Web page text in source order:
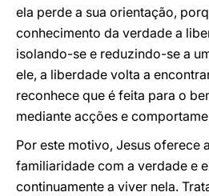
ela perde a sua orientação,
conhecimento da verdade a
isolando-se e reduzindo-se a
ele, a liberdade volta a
reconhece que é feita para o
mediante acções e
Por este motivo, Jesus oferece
familiaridade com a verdade e
continuamente a viver nela.